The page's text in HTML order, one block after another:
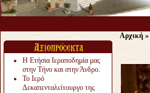
Η Ετήσια Ιεραποδημία μας
στην Τήνο και στην Άνδρο.
Το Ιερό
Δεκαπενταλείτουργο της
Αρχική »